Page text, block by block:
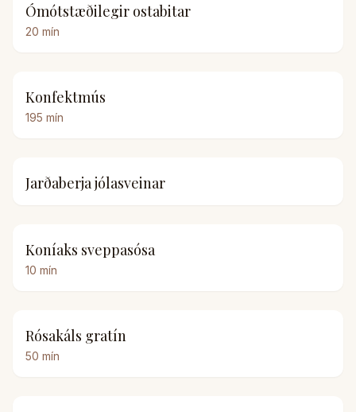
Ómótstæðilegir ostabitar
20 mín
Konfektmús
195 mín
Jarðaberja jólasveinar
Koníaks sveppasósa
10 mín
Rósakáls gratín
50 mín